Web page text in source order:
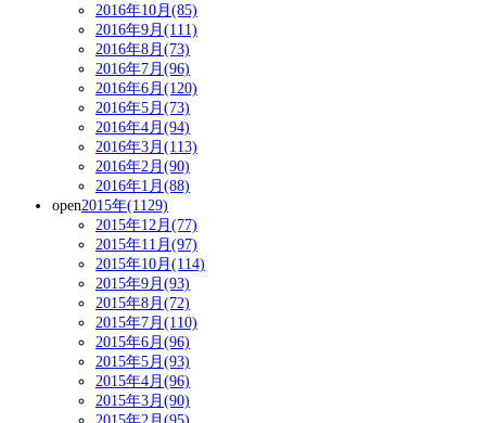
2016年10月(85)
2016年9月(111)
2016年8月(73)
2016年7月(96)
2016年6月(120)
2016年5月(73)
2016年4月(94)
2016年3月(113)
2016年2月(90)
2016年1月(88)
open2015年(1129)
2015年12月(77)
2015年11月(97)
2015年10月(114)
2015年9月(93)
2015年8月(72)
2015年7月(110)
2015年6月(96)
2015年5月(93)
2015年4月(96)
2015年3月(90)